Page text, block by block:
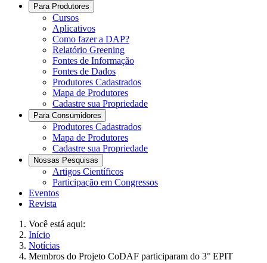
Para Produtores
Cursos
Aplicativos
Como fazer a DAP?
Relatório Greening
Fontes de Informação
Fontes de Dados
Produtores Cadastrados
Mapa de Produtores
Cadastre sua Propriedade
Para Consumidores
Produtores Cadastrados
Mapa de Produtores
Cadastre sua Propriedade
Nossas Pesquisas
Artigos Científicos
Participação em Congressos
Eventos
Revista
Você está aqui:
Início
Notícias
Membros do Projeto CoDAF participaram do 3° EPIT